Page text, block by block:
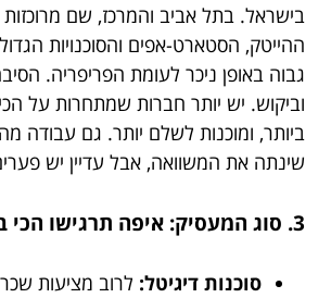
בישראל. בתל אביב והמרכז, שם
ההייטק, הסטארט-אפים והסוכנויות
גבוה באופן ניכר לעומת הפריפריה.
וביקוש. יש יותר חברות שמתחרות על
שינתה את המשוואה, אבל עדיין יש
3. סוג המעסיק: איפה תרגישו הכי בבית (ובכיס)?
סוכנות דיגיטל: לרוב מציעות